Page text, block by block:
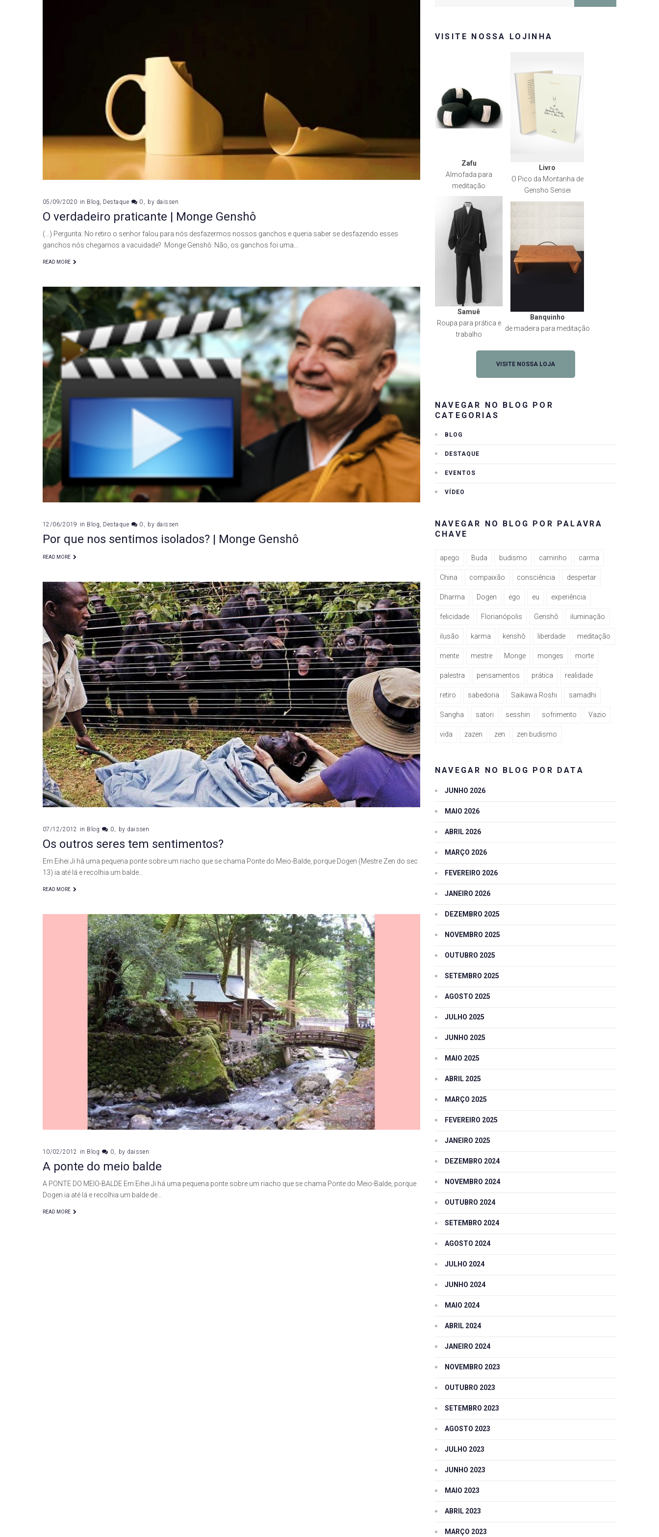
05/09/2020 in Blog, Destaque 0 by daissen
O verdadeiro praticante | Monge Genshô
(…) Pergunta: No retiro o senhor falou para nós desfazermos nossos ganchos e queria saber se desfazendo esses
ganchos nós chegamos a vacuidade? Monge Genshō: Não, os ganchos foi uma…
READ MORE
12/06/2019 in Blog, Destaque 0 by daissen
Por que nos sentimos isolados? | Monge Genshô
READ MORE
07/12/2012 in Blog 0 by daissen
Os outros seres tem sentimentos?
Em Eihei Ji há uma pequena ponte sobre um riacho que se chama Ponte do Meio-Balde, porque Dogen (Mestre Zen do sec
13) ia até lá e recolhia um balde…
READ MORE
10/02/2012 in Blog 0 by daissen
A ponte do meio balde
A PONTE DO MEIO-BALDE Em Eihei Ji há uma pequena ponte sobre um riacho que se chama Ponte do Meio-Balde, porque
Dogen ia até lá e recolhia um balde de…
READ MORE
VISITE NOSSA LOJINHA
Zafu
Almofada para
meditação
Livro
O Pico da Montanha de
Gensho Sensei
Samuê
Roupa para prática e
trabalho
Banquinho
de madeira para meditação
VISITE NOSSA LOJA
NAVEGAR NO BLOG POR
CATEGORIAS
BLOG
DESTAQUE
EVENTOS
VÍDEO
NAVEGAR NO BLOG POR PALAVRA
CHAVE
apego Buda budismo caminho carma
China compaixão consciência despertar
Dharma Dogen ego eu experiência
felicidade Florianópolis Genshô iluminação
ilusão karma kenshô liberdade meditação
mente mestre Monge monges morte
palestra pensamentos prática realidade
retiro sabedoria Saikawa Roshi samadhi
Sangha satori sesshin sofrimento Vazio
vida zazen zen zen budismo
NAVEGAR NO BLOG POR DATA
JUNHO 2026
MAIO 2026
ABRIL 2026
MARÇO 2026
FEVEREIRO 2026
JANEIRO 2026
DEZEMBRO 2025
NOVEMBRO 2025
OUTUBRO 2025
SETEMBRO 2025
AGOSTO 2025
JULHO 2025
JUNHO 2025
MAIO 2025
ABRIL 2025
MARÇO 2025
FEVEREIRO 2025
JANEIRO 2025
DEZEMBRO 2024
NOVEMBRO 2024
OUTUBRO 2024
SETEMBRO 2024
AGOSTO 2024
JULHO 2024
JUNHO 2024
MAIO 2024
ABRIL 2024
JANEIRO 2024
NOVEMBRO 2023
OUTUBRO 2023
SETEMBRO 2023
AGOSTO 2023
JULHO 2023
JUNHO 2023
MAIO 2023
ABRIL 2023
MARÇO 2023